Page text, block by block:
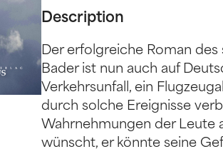
Description
Der erfolgreiche Roman
Bader ist nun auch auf
Verkehrsunfall, ein
durch solche Ereignisse
Wahrnehmungen der Leute
wünscht, er könnte seine